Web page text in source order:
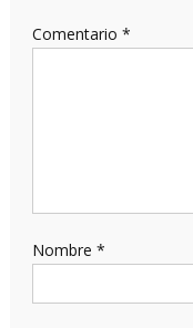
Comentario *
Nombre *